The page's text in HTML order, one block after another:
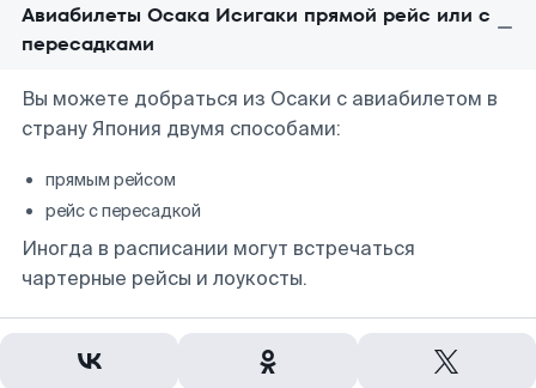
Авиабилеты Осака Исигаки прямой рейс или с
пересадками
Вы можете добраться из Осаки с авиабилетом в
страну Япония двумя способами:
прямым рейсом
рейс с пересадкой
Иногда в расписании могут встречаться
чартерные рейсы и лоукосты.